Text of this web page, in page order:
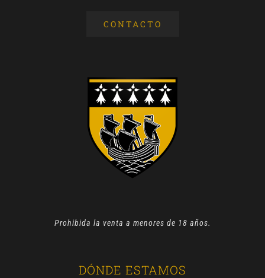
CONTACTO
Prohibida la venta a menores de 18 años.
DÓNDE ESTAMOS